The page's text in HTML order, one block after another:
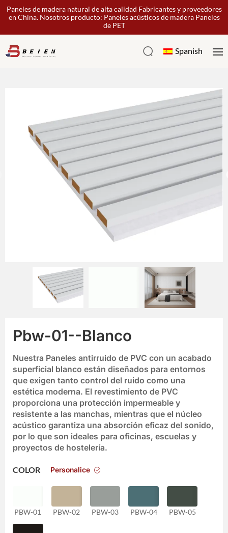
Paneles de madera natural de alta calidad Fabricantes y proveedores
en China. Nosotros producto: Paneles acústicos de madera Paneles
de PET
Spanish
Pbw-01--Blanco
Nuestra Paneles antirruido de PVC con un acabado
superficial blanco están diseñados para entornos
que exigen tanto control del ruido como una
estética moderna. El revestimiento de PVC
proporciona una protección impermeable y
resistente a las manchas, mientras que el núcleo
acústico garantiza una absorción eficaz del sonido,
por lo que son ideales para oficinas, escuelas y
proyectos de hostelería.
COLOR Personalice
PBW-01 PBW-02 PBW-03 PBW-04 PBW-05